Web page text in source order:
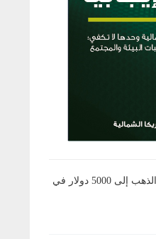
UBS يتوقع ارتفاع الذهب إلى 5000 دولار في